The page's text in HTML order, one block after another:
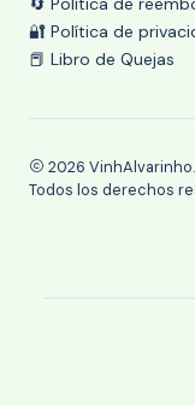
🔐 Política de
📕 Libro de Quejas
2026
Todos los derechos